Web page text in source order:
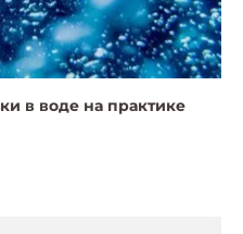
в воде на практике